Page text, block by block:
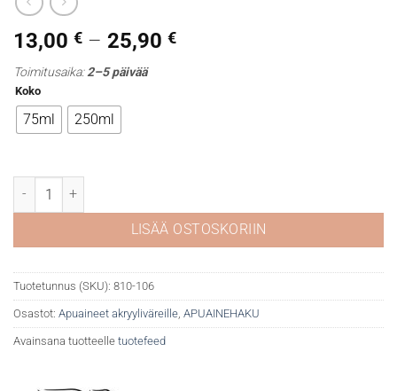
13,00 € – 25,90 €Hintaluokka:
Toimitusaika:2–5 päivää
Koko
75ml 250ml
WN Galeria akryylivernissa matta määrä
LISÄÄ OSTOSKORIIN
Tuotetunnus (SKU): 810-106
Osastot: Apuaineet akryyliväreille, APUAINEHAKU
Avainsana tuotteelle tuotefeed